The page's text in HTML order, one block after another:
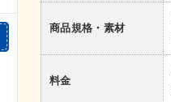
商品規格・素材
料金